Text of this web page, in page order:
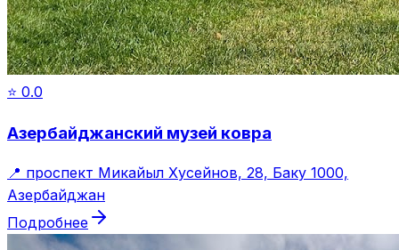
⭐ 0.0
Азербайджанский музей ковра
📍 проспект Микайыл Хусейнов, 28, Баку 1000,
Азербайджан
Подробнее